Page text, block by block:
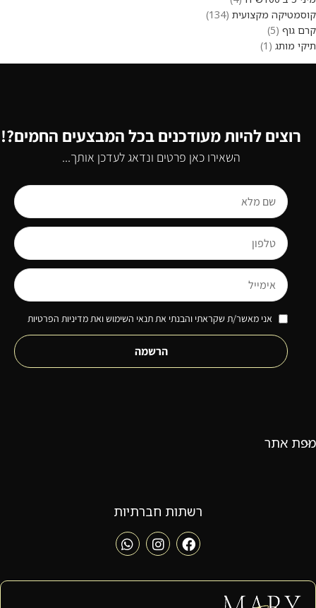
קוסמטיקה מקצועית 134
קרם גוף 5
תיקי מותג
1
רוצים להיות מעודכנים בכל המבצעים החמים?!
השאירו כאן פרטים ונדאג לעדכן אותך...
אני מאשר/ת שקראתי והבנתי את תנאי השימוש ואת מדיניות הפרטיות
הרשמה
מפת אתר
רשתות חברתיות